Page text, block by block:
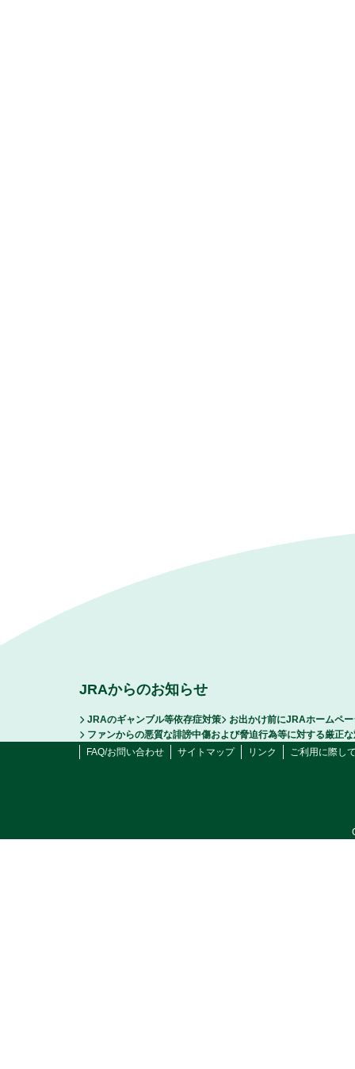
JRAからのお知らせ
JRAのギャンブル等依存症対策
お出かけ前にJRAホームペ
ファンからの悪質な誹謗中傷および脅迫行為等に対する厳正
FAQ/お問い合わせ
サイトマップ リンク ご利用に際し